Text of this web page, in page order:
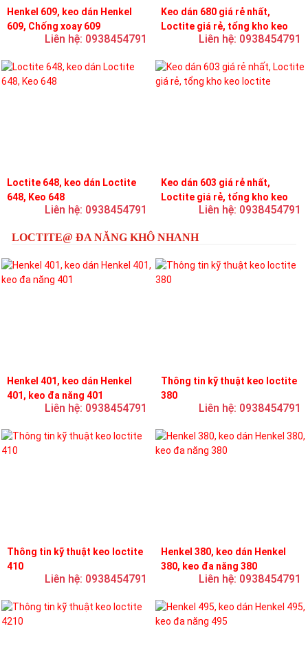
Henkel 609, keo dán Henkel
609, Chống xoay 609
Liên hệ: 0938454791
Keo dán 680 giá rẻ nhất,
Loctite giá rẻ, tổng kho keo
Liên hệ: 0938454791
Loctite 648, keo dán Loctite
648, Keo 648
Liên hệ: 0938454791
Keo dán 603 giá rẻ nhất,
Loctite giá rẻ, tổng kho keo
Liên hệ: 0938454791
LOCTITE@ ĐA NĂNG KHÔ NHANH
Henkel 401, keo dán Henkel
401, keo đa năng 401
Liên hệ: 0938454791
Thông tin kỹ thuật keo loctite
380
Liên hệ: 0938454791
Thông tin kỹ thuật keo loctite
410
Liên hệ: 0938454791
Henkel 380, keo dán Henkel
380, keo đa năng 380
Liên hệ: 0938454791